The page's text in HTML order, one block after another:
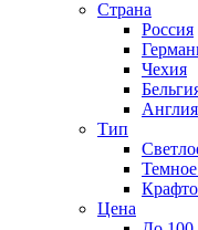
Страна
Россия
Чехия
Англия
Тип
Цена